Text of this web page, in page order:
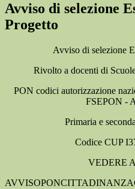
Avviso di selezione
Progetto
Avviso di selezione
Rivolto a docenti di
PON codici autorizzazione
FSEPON -
Primaria e
Codice CUP
VEDERE